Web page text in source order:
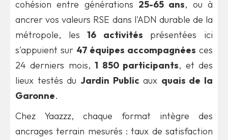
cohésion entre générations 25-65 ans, ou à
ancrer vos valeurs RSE dans l'ADN durable de la
métropole, les16 activités présentées ici
s'appuient sur 47 équipes accompagnées ces
24 derniers mois,1 850 participants, et des
lieux testés du Jardin Public aux quais de la
Garonne.
Chez Yaazzz, chaque format intègre des
ancrages terrain mesurés : taux de satisfaction